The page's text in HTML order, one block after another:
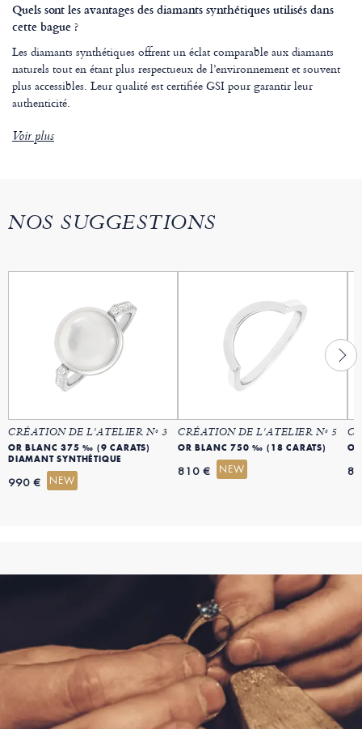
Quels sont les avantages des diamants synthétiques utilisés dans
cette bague ?
Les diamants synthétiques offrent un éclat comparable aux diamants
naturels tout en étant plus respectueux de l’environnement et souvent
plus accessibles. Leur qualité est certifiée GSI pour garantir leur
authenticité.
Voir plus
NOS SUGGESTIONS
CRÉATION DE L'ATELIER Nº 3
OR BLANC 375 ‰ (9 CARATS)
DIAMANT SYNTHÉTIQUE
990 € NEW
CRÉATION DE L'ATELIER Nº 5
OR BLANC 750 ‰ (18 CARATS)
810 € NEW